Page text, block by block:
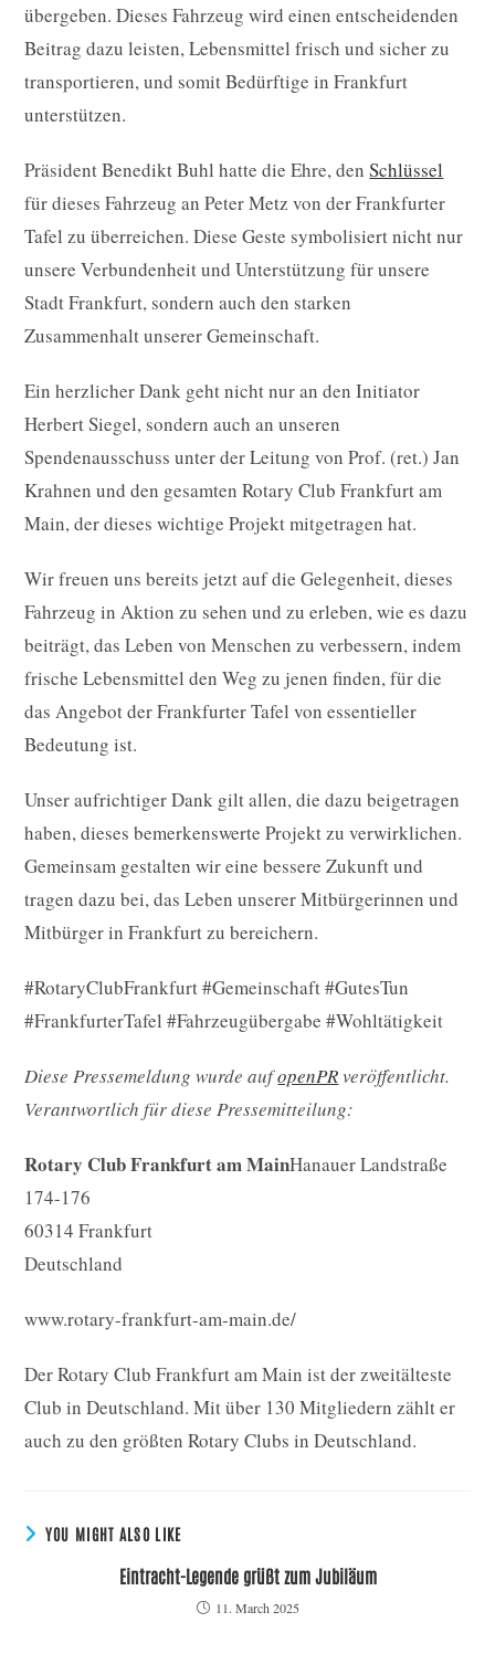
übergeben. Dieses Fahrzeug wird einen entscheidenden
Beitrag dazu leisten, Lebensmittel frisch und sicher zu
transportieren, und somit Bedürftige in Frankfurt
unterstützen.
Präsident Benedikt Buhl hatte die Ehre, denSchlüssel
für dieses Fahrzeug an Peter Metz von der Frankfurter
Tafel zu überreichen. Diese Geste symbolisiert nicht nur
unsere Verbundenheit und Unterstützung für unsere
Stadt Frankfurt, sondern auch den starken
Zusammenhalt unserer Gemeinschaft.
Ein herzlicher Dank geht nicht nur an den Initiator
Herbert Siegel, sondern auch an unseren
Spendenausschuss unter der Leitung von Prof. (ret.) Jan
Krahnen und den gesamten Rotary Club Frankfurt am
Main, der dieses wichtige Projekt mitgetragen hat.
Wir freuen uns bereits jetzt auf die Gelegenheit, dieses
Fahrzeug in Aktion zu sehen und zu erleben, wie es dazu
beiträgt, das Leben von Menschen zu verbessern, indem
frische Lebensmittel den Weg zu jenen finden, für die
das Angebot der Frankfurter Tafel von essentieller
Bedeutung ist.
Unser aufrichtiger Dank gilt allen, die dazu beigetragen
haben, dieses bemerkenswerte Projekt zu verwirklichen.
Gemeinsam gestalten wir eine bessere Zukunft und
tragen dazu bei, das Leben unserer Mitbürgerinnen und
Mitbürger in Frankfurt zu bereichern.
#RotaryClubFrankfurt #Gemeinschaft #GutesTun
#FrankfurterTafel #Fahrzeugübergabe #Wohltätigkeit
Diese Pressemeldung wurde aufopenPRveröffentlicht.
Verantwortlich für diese Pressemitteilung:
Rotary Club Frankfurt am MainHanauer Landstraße
174-176
60314 Frankfurt
Deutschland
www.rotary-frankfurt-am-main.de/
Der Rotary Club Frankfurt am Main ist der zweitälteste
Club in Deutschland. Mit über 130 Mitgliedern zählt er
auch zu den größten Rotary Clubs in Deutschland.
YOU MIGHT ALSO LIKE
Eintracht-Legende grüßt zum Jubiläum
11. March 2025